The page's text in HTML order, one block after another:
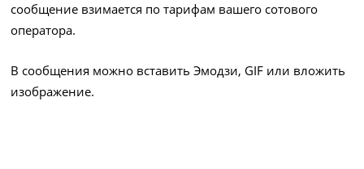
сообщение взимается по тарифам вашего сотового
оператора.
В сообщения можно вставить Эмодзи, GIF или вложить
изображение.